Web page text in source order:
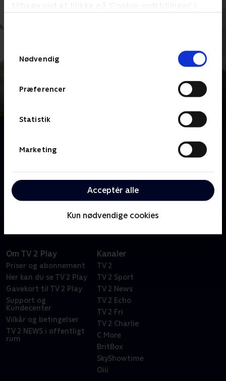
tilbage ved at klikke på ’Cookie-indstillinger’ i
Nødvendig
Præferencer
Statistik
Marketing
Acceptér alle
Kun nødvendige cookies
Efter at have afsonet sin fængselsstraf kommer
Nicki Bille ud med ny energi og en accept af, at hans
hvem er han uden fodbolden, og kan han
konfrontere traumerne fra sin fortid uden at falde
tilbage i gamle mønstre og et liv med kaos og
Om TV 2 Play
Priser og abonnement
Her kan du se TV 2 Play
Gavekort til TV 2 Play
Support og
Kundecenter
Vilkår og betingelser
TV 2 NEWS i offentligt
rum
Kanaler
TV 2
TV 2 Sport
TV 2 News
TV 2 Echo
TV 2 Fri
TV 2 Charlie
C More
BritBox
SkyShowtime
Oiii